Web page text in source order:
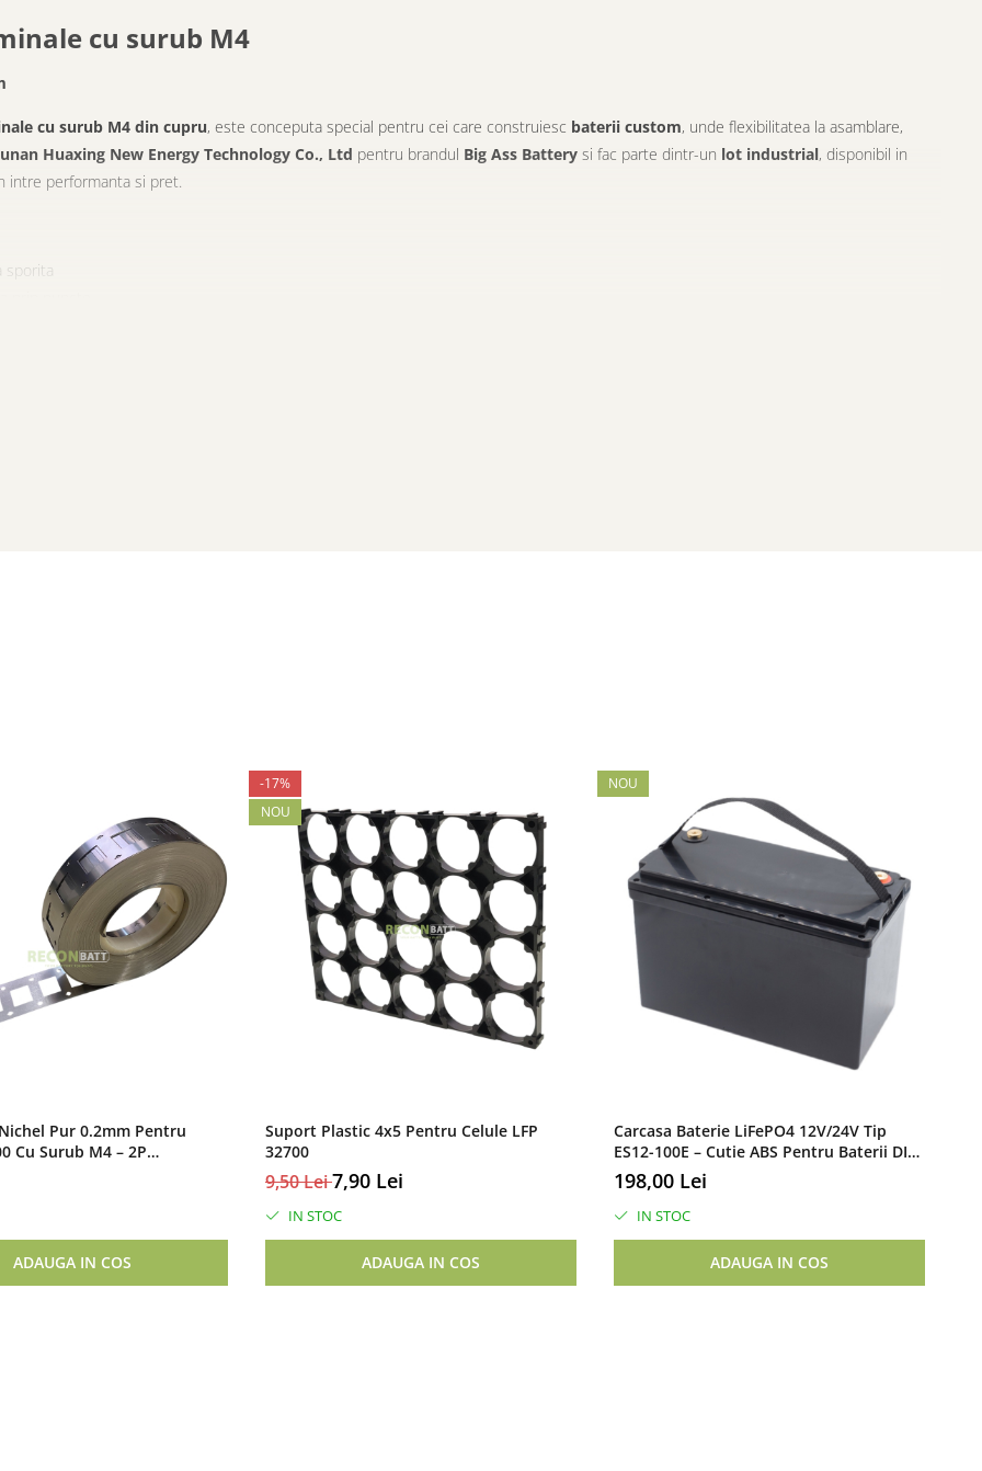
cu surub M4
cu surub M4 din cupru, este conceputa special pentru cei care construiesc baterii custom, unde flexibilitatea la asamblare,
Huaxing New Energy Technology Co., Ltd pentru brandul Big Ass Battery si fac parte dintr-un lot industrial, disponibil in
intre performanta si pret.
sporita
cu un BMS adecvat
Pur 0.2mm Pentru
Cu Surub M4 – 2P
ADAUGA IN COS
-17%
NOU
Suport Plastic 4x5 Pentru Celule LFP
32700
9,50 Lei7,90 Lei
IN STOC
ADAUGA IN COS
NOU
Carcasa Baterie LiFePO4 12V/24V Tip
ES12-100E – Cutie ABS Pentru Baterii DIY,
Capac Detasabil Si Garnitura
198,00 Lei
IN STOC
ADAUGA IN COS